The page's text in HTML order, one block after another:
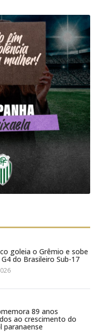
goleia o Grêmio e sobe
do Brasileiro Sub-17
89 anos
ao crescimento do
paranaense